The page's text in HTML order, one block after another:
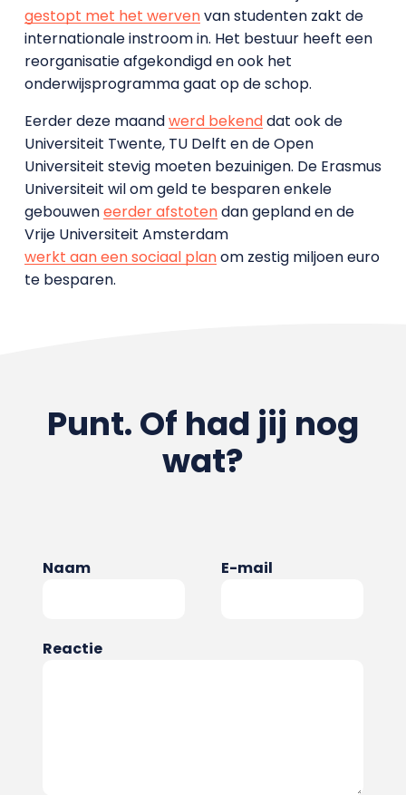
gestopt met het wervenvan studenten zakt de
internationale instroom in. Het bestuur heeft een
reorganisatie afgekondigd en ook het
onderwijsprogramma gaat op de schop.
Eerder deze maandwerd bekenddat ook de
Universiteit Twente, TU Delft en de Open
Universiteit stevig moeten bezuinigen. De Erasmus
Universiteit wil om geld te besparen enkele
gebouweneerder afstotendan gepland en de
Vrije Universiteit Amsterdam
werkt aan een sociaal planom zestig miljoen euro
te besparen.
Punt. Of had jij nog
wat?
Naam E-mail
Reactie